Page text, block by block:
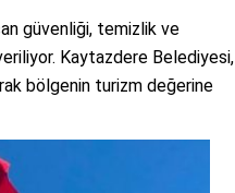
güvenliği, temizlik ve
Kaytazdere Belediyesi,
bölgenin turizm değerine